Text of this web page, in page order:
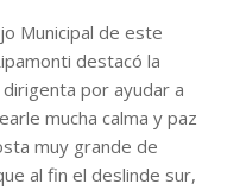
Municipal de este
destacó la
por ayudar a
mucha calma y paz
muy grande de
al fin el deslinde sur,